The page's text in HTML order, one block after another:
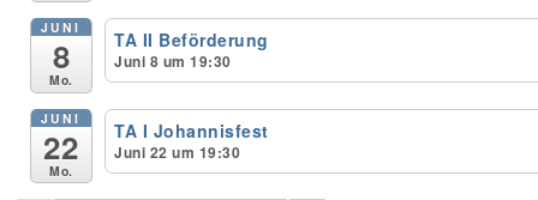
JUNI
8
Mo.
TA II Beförderung
Juni 8 um 19:30
JUNI
22
Mo.
TA I Johannisfest
Juni 22 um 19:30